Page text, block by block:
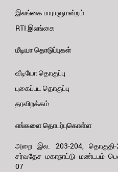
இலங்கை பாராளுமன்றம்
RTI இலங்கை
மீடியா தொடுப்புகள்
வீடியோ தொகுப்பு
புகைப்பட தொகுப்பு
தரவிறக்கம்
எங்களை தொடர்புகொள்ள
அறை இல. 203-204, தொகுதி-
சர்வதேச மகாநாட்டு மண்டபம்
07